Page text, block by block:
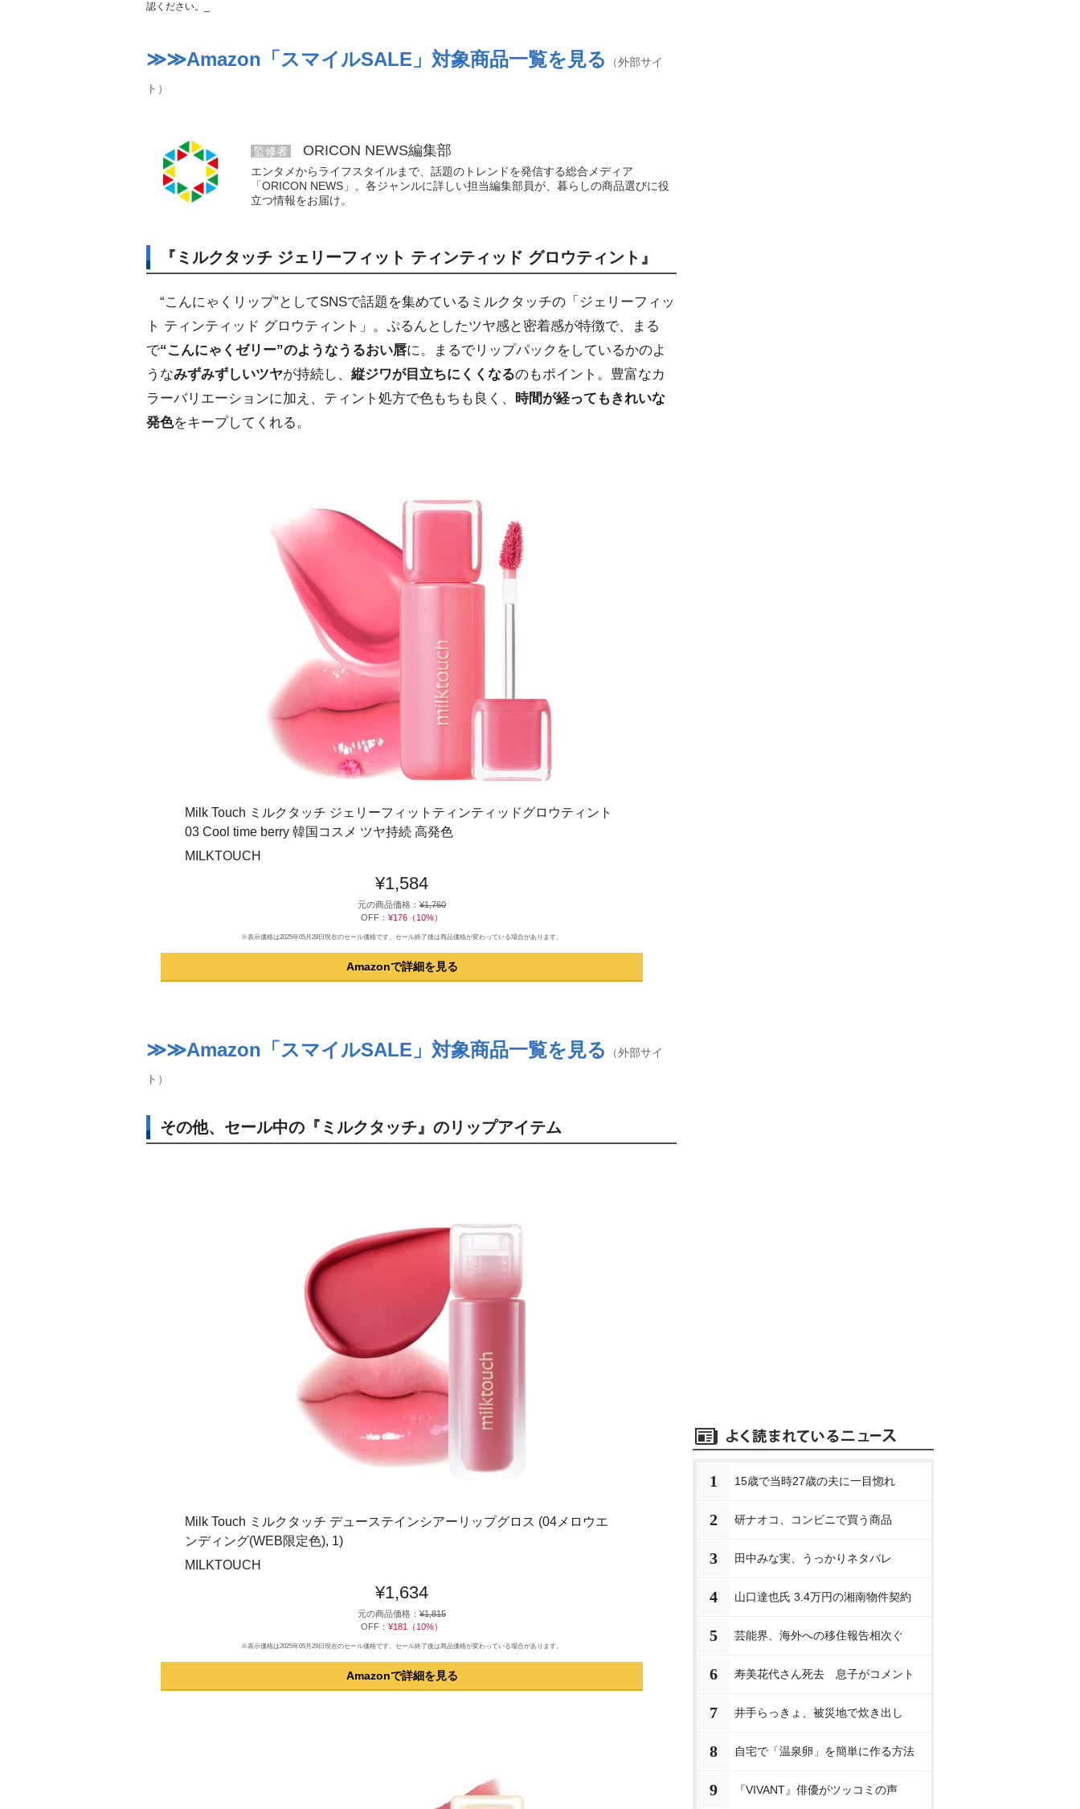
認ください。_
≫≫Amazon「スマイルSALE」対象商品一覧を見る （外部サイ
ト）
監修者 ORICON NEWS編集部
エンタメからライフスタイルまで、話題のトレンドを発信する総合メディア
「ORICON NEWS」。各ジャンルに詳しい担当編集部員が、暮らしの商品選びに役
立つ情報をお届け。
『ミルクタッチ ジェリーフィット ティンティッド グロウティント』
“こんにゃくリップ”としてSNSで話題を集めているミルクタッチの「ジェリーフィッ
ト ティンティッド グロウティント」。ぷるんとしたツヤ感と密着感が特徴で、まる
で“こんにゃくゼリー”のようなうるおい唇に。まるでリップパックをしているかのよ
うなみずみずしいツヤが持続し、 縦ジワが目立ちにくくなるのもポイント。豊富なカ
ラーバリエーションに加え、ティント処方で色もちも良く、 時間が経ってもきれいな
発色をキープしてくれる。
Milk Touch ミルクタッチ ジェリーフィットティンティッドグロウティント
03 Cool time berry 韓国コスメ ツヤ持続 高発色
MILKTOUCH
¥1,584
元の商品価格： ¥1,760
OFF： ¥176（10%）
※表示価格は2025年05月29日現在のセール価格です。セール終了後は商品価格が変わっている場合があります。
Amazonで詳細を見る
≫≫Amazon「スマイルSALE」対象商品一覧を見る （外部サイ
ト）
その他、セール中の『ミルクタッチ』のリップアイテム
Milk Touch ミルクタッチ デューステインシアーリップグロス (04メロウエ
ンディング(WEB限定色), 1)
MILKTOUCH
¥1,634
元の商品価格： ¥1,815
OFF： ¥181（10%）
※表示価格は2025年05月29日現在のセール価格です。セール終了後は商品価格が変わっている場合があります。
Amazonで詳細を見る
1 15歳で当時27歳の夫に一目惚れ
2 研ナオコ、コンビニで買う商品
3 田中みな実、うっかりネタバレ
4 山口達也氏 3.4万円の湘南物件契約
5 芸能界、海外への移住報告相次ぐ
6 寿美花代さん死去 息子がコメント
7 井手らっきょ、被災地で炊き出し
8 自宅で「温泉卵」を簡単に作る方法
9 『VIVANT』俳優がツッコミの声